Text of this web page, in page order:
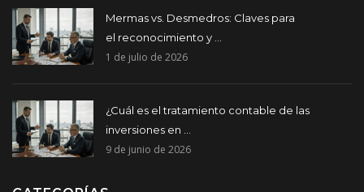
Mermas vs. Desmedros: Claves para
el reconocimiento y ...
1 de julio de 2026
¿Cuál es el tratamiento contable de las
inversiones en ...
9 de junio de 2026